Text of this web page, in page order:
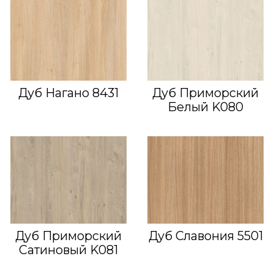
Дуб Нагано 8431
Дуб Приморский
Белый K080
Дуб Приморский
Сатиновый K081
Дуб Славония 5501